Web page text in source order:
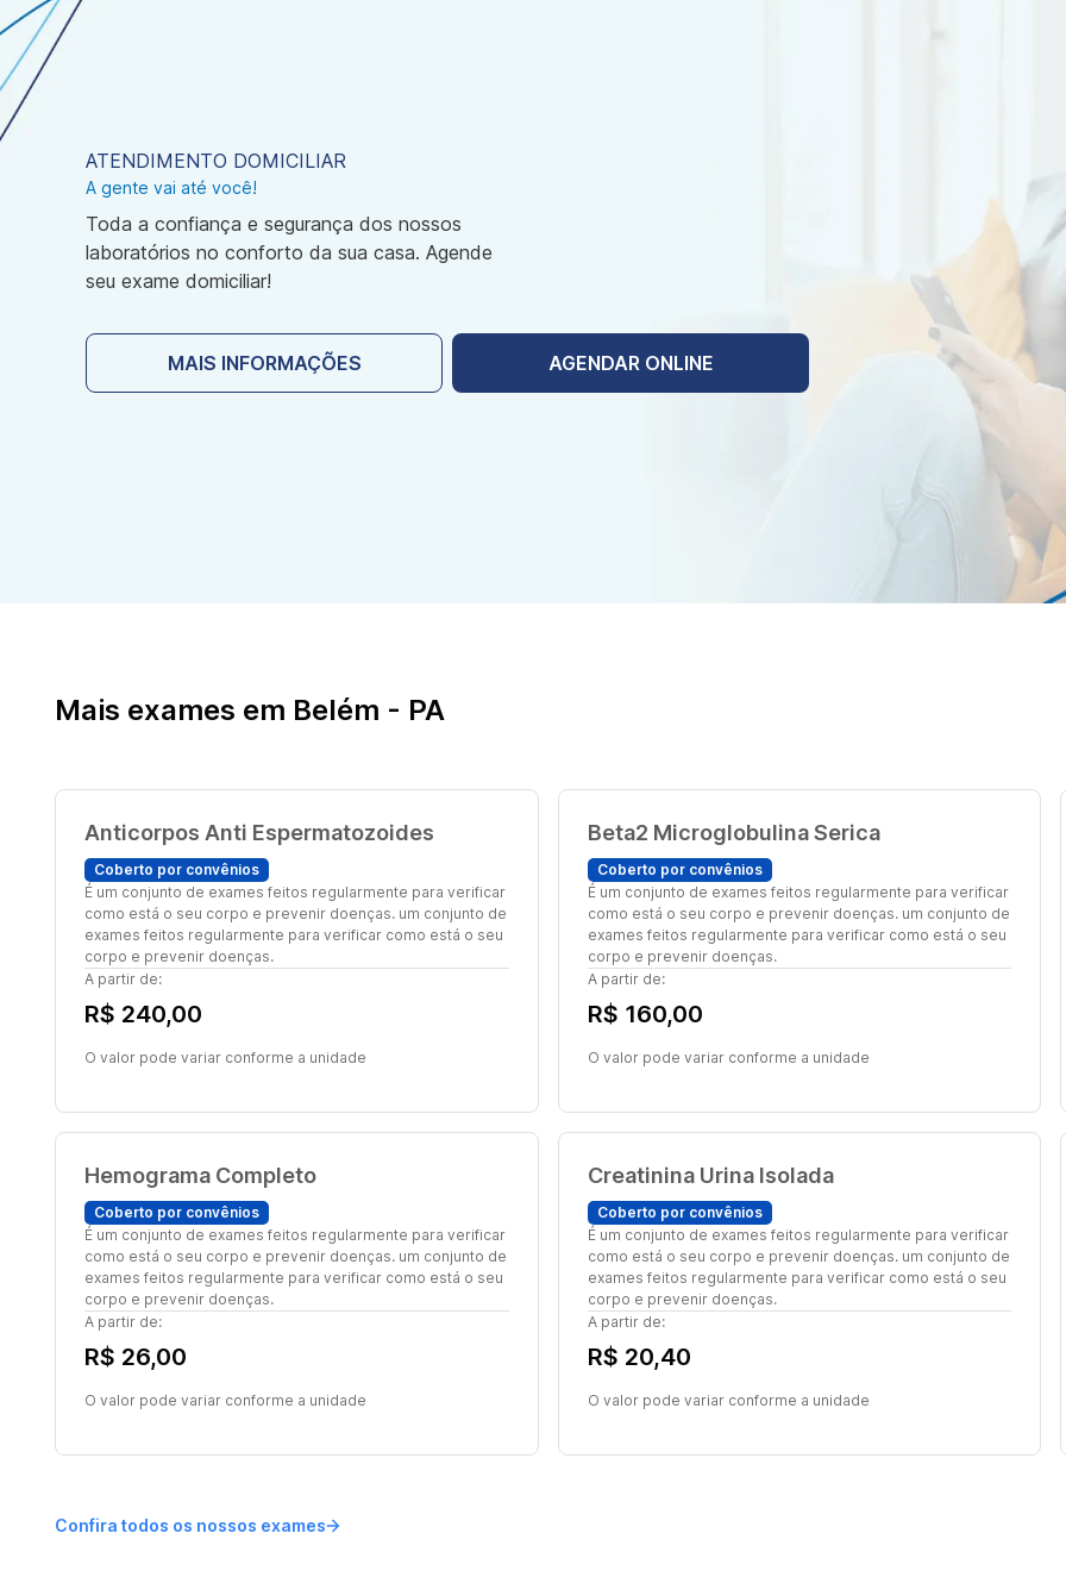
ATENDIMENTO DOMICILIAR
A gente vai até você!
Toda a confiança e segurança dos nossos
laboratórios no conforto da sua casa. Agende
seu exame domiciliar!
MAIS INFORMAÇÕES AGENDAR ONLINE
Mais exames em Belém - PA
Anticorpos Anti Espermatozoides
Coberto por convênios
É um conjunto de exames feitos regularmente para verificar
como está o seu corpo e prevenir doenças. um conjunto de
exames feitos regularmente para verificar como está o seu
corpo e prevenir doenças.
A partir de:
R$ 240,00
O valor pode variar conforme a unidade
Beta2 Microglobulina Serica
Coberto por convênios
É um conjunto de exames feitos regularmente para verificar
como está o seu corpo e prevenir doenças. um conjunto de
exames feitos regularmente para verificar como está o seu
corpo e prevenir doenças.
A partir de:
R$ 160,00
O valor pode variar conforme a unidade
Hemograma Completo
Coberto por convênios
É um conjunto de exames feitos regularmente para verificar
como está o seu corpo e prevenir doenças. um conjunto de
exames feitos regularmente para verificar como está o seu
corpo e prevenir doenças.
A partir de:
R$ 26,00
O valor pode variar conforme a unidade
Creatinina Urina Isolada
Coberto por convênios
É um conjunto de exames feitos regularmente para verificar
como está o seu corpo e prevenir doenças. um conjunto de
exames feitos regularmente para verificar como está o seu
corpo e prevenir doenças.
A partir de:
R$ 20,40
O valor pode variar conforme a unidade
Confira todos os nossos exames